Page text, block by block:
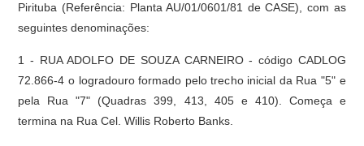
Pirituba (Referência: Planta AU/01/0601/81 de CASE), com as
seguintes denominações:
1 - RUA ADOLFO DE SOUZA CARNEIRO - código CADLOG
72.866-4 o logradouro formado pelo trecho inicial da Rua "5" e
pela Rua "7" (Quadras 399, 413, 405 e 410). Começa e
termina na Rua Cel. Willis Roberto Banks.